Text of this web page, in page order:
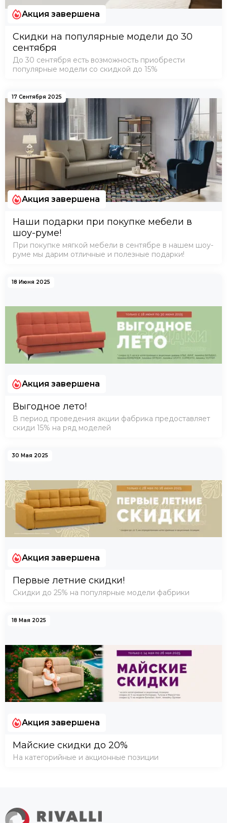
Акция завершена
Скидки на популярные модели до 30
сентября
До 30 сентября есть возможность приобрести
популярные модели со скидкой до 15%
17 Сентября 2025
Акция завершена
Наши подарки при покупке мебели в
шоу-руме!
При покупке мягкой мебели в сентябре в нашем шоу-
руме мы дарим отличные и полезные подарки!
18 Июня 2025
Акция завершена
Выгодное лето!
В период проведения акции фабрика предоставляет
скиди 15% на ряд моделей
30 Мая 2025
Акция завершена
Первые летние скидки!
Скидки до 25% на популярные модели фабрики
18 Мая 2025
Акция завершена
Майские скидки до 20%
На категорийные и акционные позиции